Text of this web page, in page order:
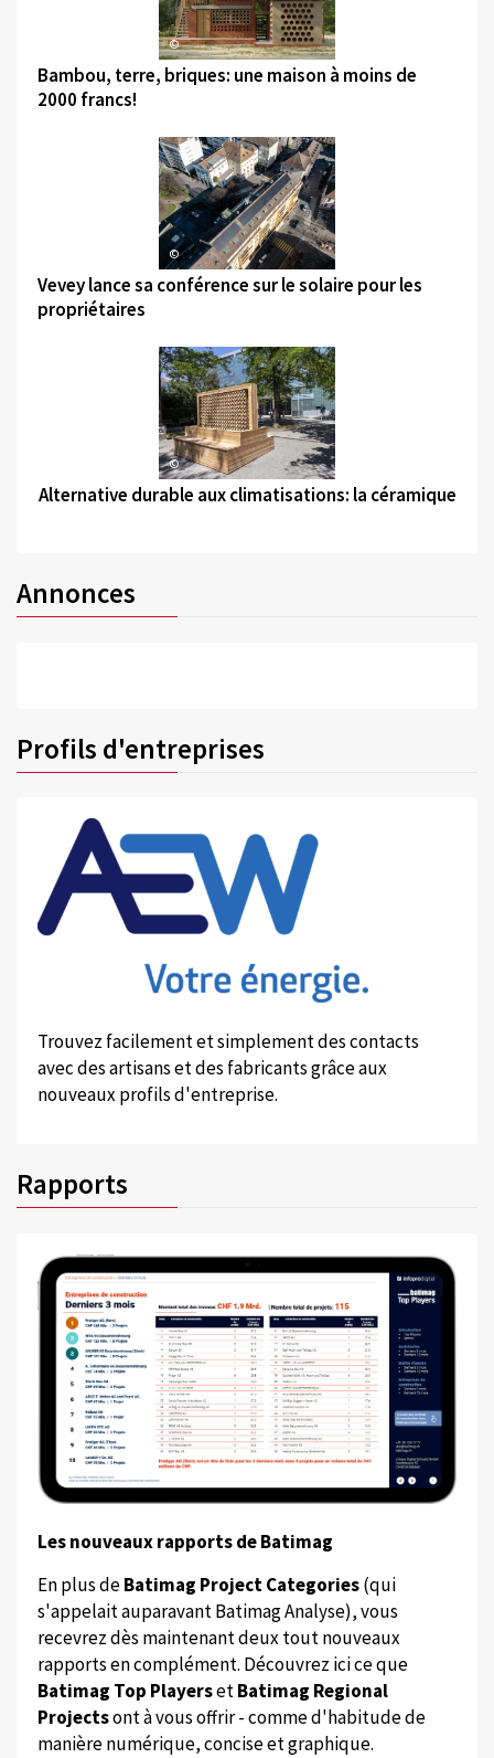
©
Bambou, terre, briques: une maison à moins de
2000 francs!
©
Vevey lance sa conférence sur le solaire pour les
propriétaires
©
Alternative durable aux climatisations: la céramique
Annonces
Profils d'entreprises
Trouvez facilement et simplement des contacts
avec des artisans et des fabricants grâce aux
nouveaux profils d'entreprise.
Rapports
Les nouveaux rapports de Batimag
En plus deBatimag Project Categories(qui
s'appelait auparavant Batimag Analyse), vous
recevrez dès maintenant deux tout nouveaux
rapports en complément. Découvrez ici ce que
Batimag Top PlayersetBatimag Regional
Projectsont à vous offrir - comme d'habitude de
manière numérique, concise et graphique.